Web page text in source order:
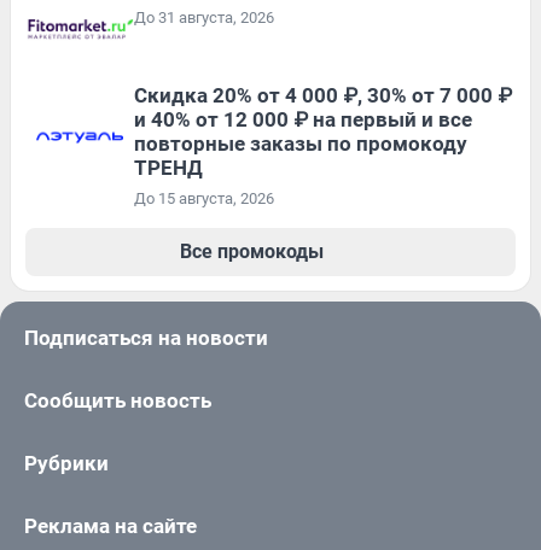
До 31 августа, 2026
Скидка 20% от 4 000 ₽, 30% от 7 000 ₽
и 40% от 12 000 ₽ на первый и все
повторные заказы по промокоду
ТРЕНД
До 15 августа, 2026
Все промокоды
Подписаться на новости
Сообщить новость
Рубрики
Реклама на сайте